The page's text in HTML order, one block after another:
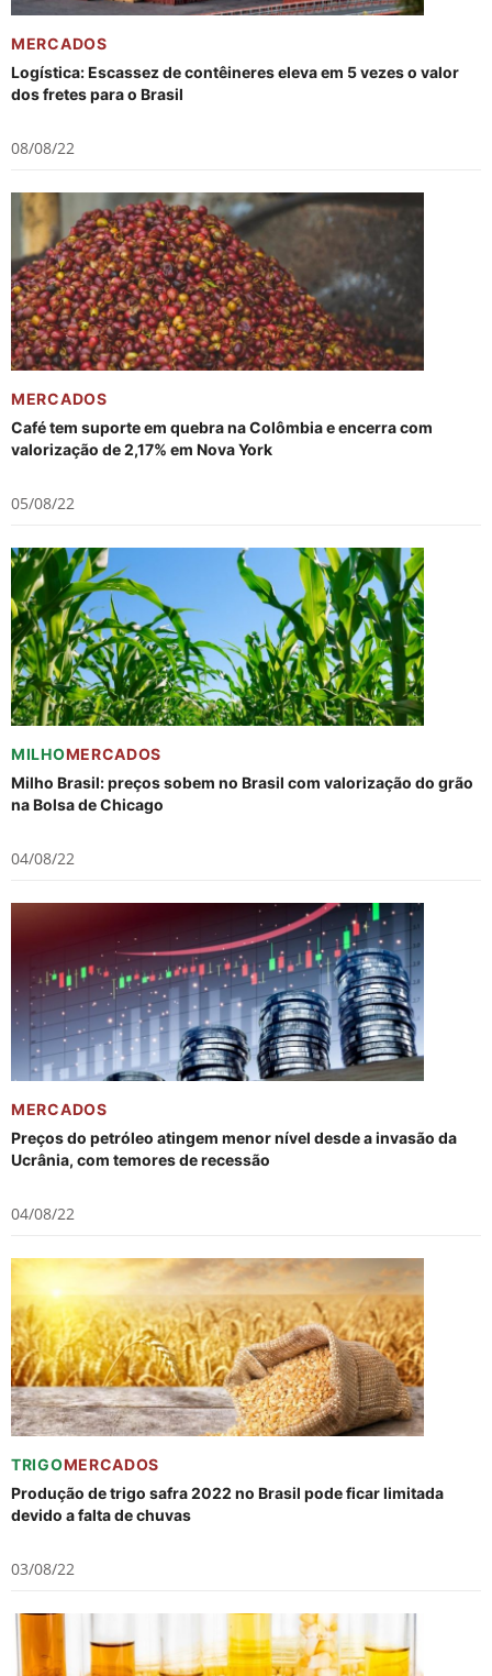
MERCADOS
Logística: Escassez de contêineres eleva em 5 vezes o valor
dos fretes para o Brasil
08/08/22
MERCADOS
Café tem suporte em quebra na Colômbia e encerra com
valorização de 2,17% em Nova York
05/08/22
MILHOMERCADOS
Milho Brasil: preços sobem no Brasil com valorização do grão
na Bolsa de Chicago
04/08/22
MERCADOS
Preços do petróleo atingem menor nível desde a invasão da
Ucrânia, com temores de recessão
04/08/22
TRIGOMERCADOS
Produção de trigo safra 2022 no Brasil pode ficar limitada
devido a falta de chuvas
03/08/22